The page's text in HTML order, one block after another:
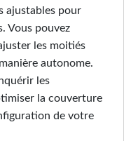
ajustables pour
Vous pouvez
les moitiés
autonome.
les
la couverture
de votre